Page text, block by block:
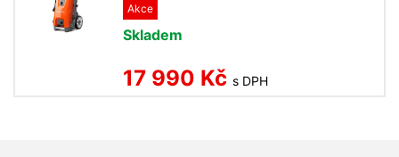
Akce
Skladem
17 990 Kč s DPH